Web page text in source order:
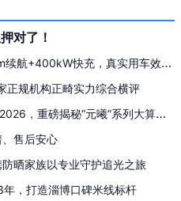
对了！
航+400kW快充，真实用车效果
正规机构正畸实力综合横评
，重磅揭秘“元曦”系列大算力
售后安心
晒家族以专业守护追光之旅
，打造淄博口碑米线标杆